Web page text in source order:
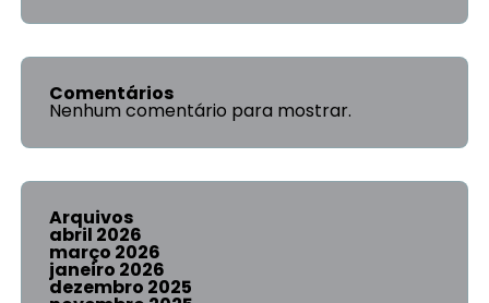
Comentários
Nenhum comentário para mostrar.
Arquivos
abril 2026
março 2026
janeiro 2026
dezembro 2025